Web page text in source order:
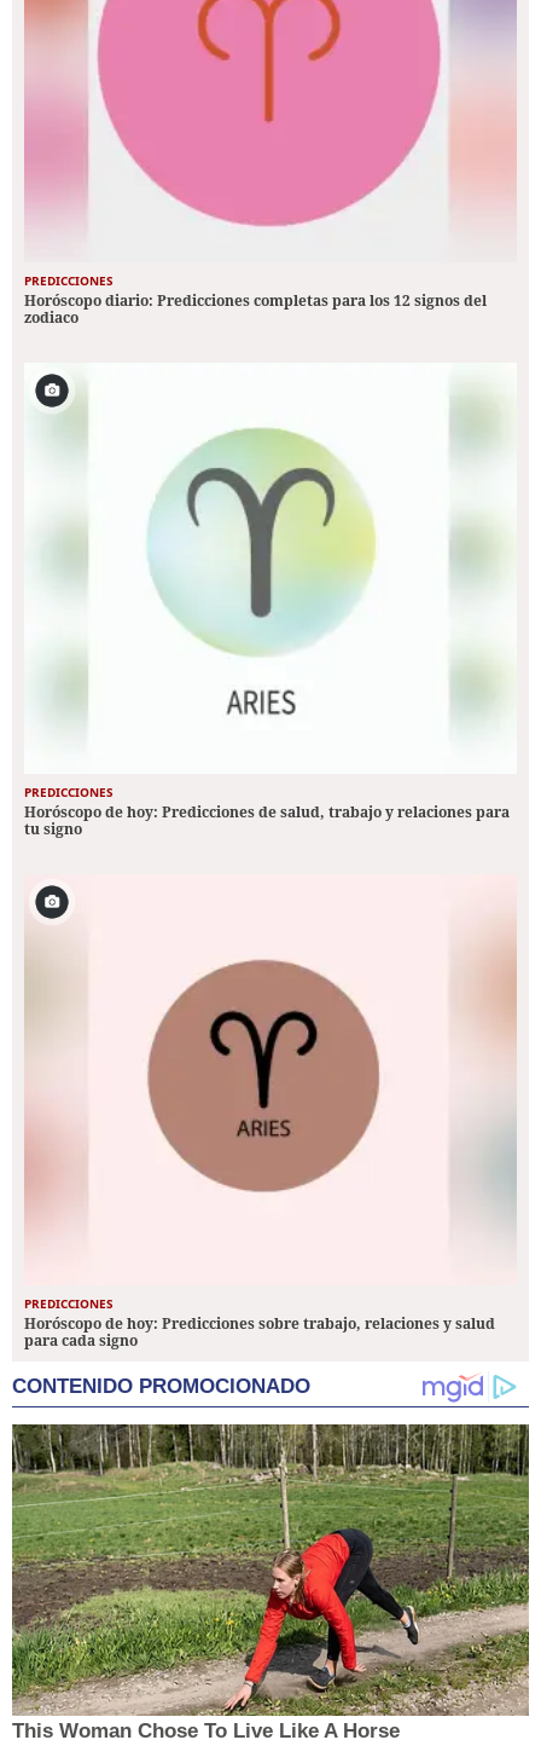
PREDICCIONES
Horóscopo diario: Predicciones completas para los 12 signos del
zodiaco
PREDICCIONES
Horóscopo de hoy: Predicciones de salud, trabajo y relaciones para
tu signo
PREDICCIONES
Horóscopo de hoy: Predicciones sobre trabajo, relaciones y salud
para cada signo
CONTENIDO PROMOCIONADO
This Woman Chose To Live Like A Horse